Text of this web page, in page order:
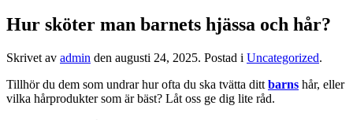
Hur sköter man barnets hjässa och hår?
Skrivet av admin den augusti 24, 2025. Postad i Uncategorized.
Tillhör du dem som undrar hur ofta du ska tvätta ditt barns hår, eller
vilka hårprodukter som är bäst? Låt oss ge dig lite råd.